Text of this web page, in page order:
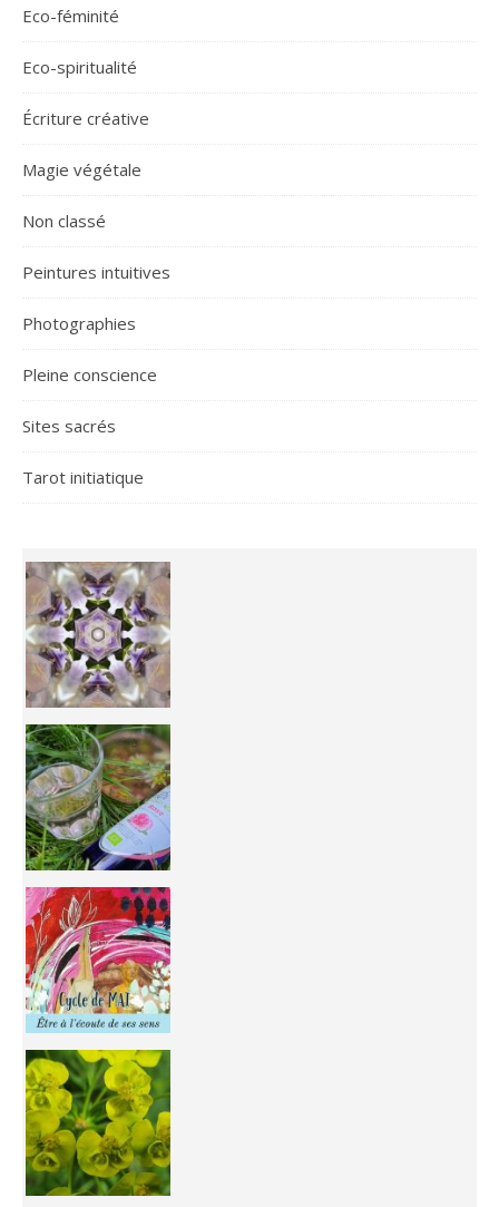
Eco-féminité
Eco-spiritualité
Écriture créative
Magie végétale
Non classé
Peintures intuitives
Photographies
Pleine conscience
Sites sacrés
Tarot initiatique
Inhabit your body and understand its
You're